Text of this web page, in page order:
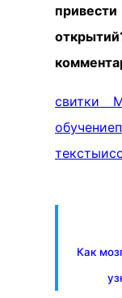
свитки
обучение
тексты
Как